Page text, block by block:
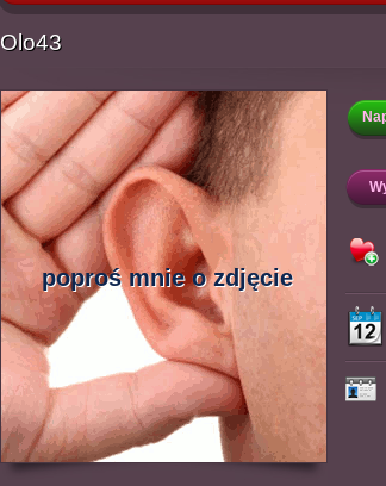
Olo43
poproś mnie o zdjęcie